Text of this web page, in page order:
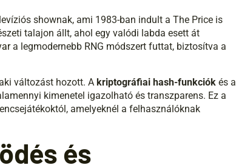
shownak, ami 1983-ban indult a The Price is
talajon állt, ahol egy valódi labda esett át
a legmodernebb RNG módszert futtat, biztosítva a
változást hozott. A kriptográfiai hash-funkciók és a
kimenetel igazolható és transzparens. Ez a
amelyeknél a felhasználóknak
és